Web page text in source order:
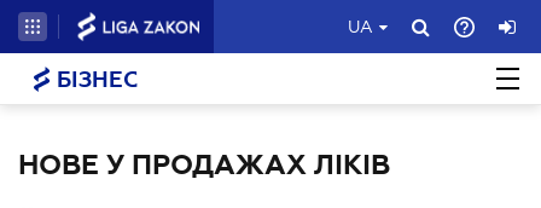
UA
БІЗНЕС
НОВЕ У ПРОДАЖАХ ЛІКІВ